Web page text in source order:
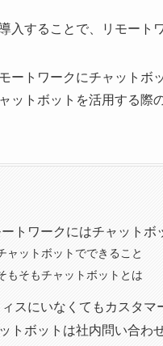
入することで、リモート
ートワークにチャットボ
ットボットを活用する際
ートワークにはチャットボ
ャットボットでできること
もそもチャットボットとは
スにいなくてもカスタマ
トボットは社内問い合わ